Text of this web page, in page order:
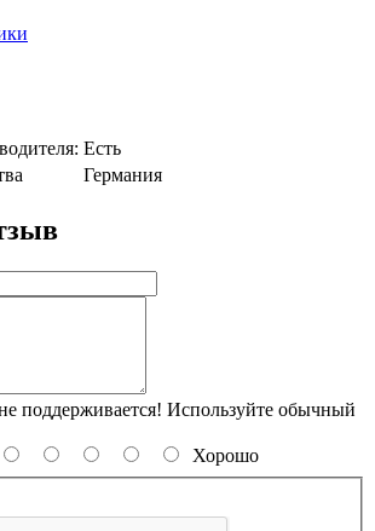
Есть
Германия
поддерживается! Используйте обычный
Хорошо